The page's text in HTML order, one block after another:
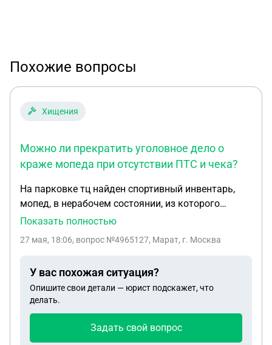
Похожие вопросы
Хищения
Можно ли прекратить уголовное дело о
краже мопеда при отсутствии ПТС и чека?
На парковке тц найден спортивный инвентарь,
мопед, в нерабочем состоянии, из которого
капали горючие жидкости. Его эвакуировали в
рукописного дкп, других документов на технику
Техника возвращена. Можно ли развалить дело в
суде ввиду отсутствия птс или чека из магазина
на мопед. Или есть иная возможность.
Показать полностью
27 мая, 18:06, вопрос №4965127, Марат, г. Москва
У вас похожая ситуация?
Опишите свои детали — юрист подскажет, что
делать.
Задать свой вопрос